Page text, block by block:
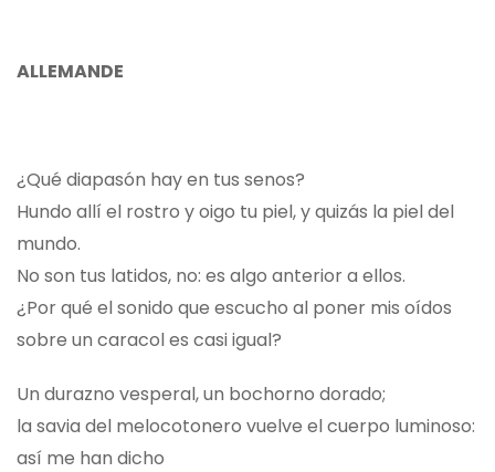
ALLEMANDE
¿Qué diapasón hay en tus senos?
Hundo allí el rostro y oigo tu piel, y quizás la piel del
mundo.
No son tus latidos, no: es algo anterior a ellos.
¿Por qué el sonido que escucho al poner mis oídos
sobre un caracol es casi igual?
Un durazno vesperal, un bochorno dorado;
la savia del melocotonero vuelve el cuerpo luminoso:
así me han dicho